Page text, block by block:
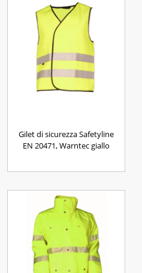
Gilet di sicurezza Safetyline
EN 20471, Warntec giallo